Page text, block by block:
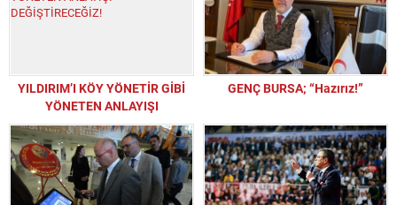
YILDIRIM’I KÖY YÖNETİR GİBİ
YÖNETEN ANLAYIŞI
DEĞİŞTİRECEĞİZ!
GENÇ BURSA; “Hazırız!”